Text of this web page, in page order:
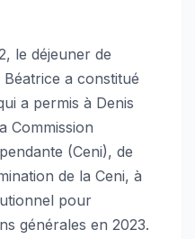
le déjeuner de
Béatrice a constitué
a permis à Denis
Commission
(Ceni), de
de la Ceni, à
pour
générales en 2023.